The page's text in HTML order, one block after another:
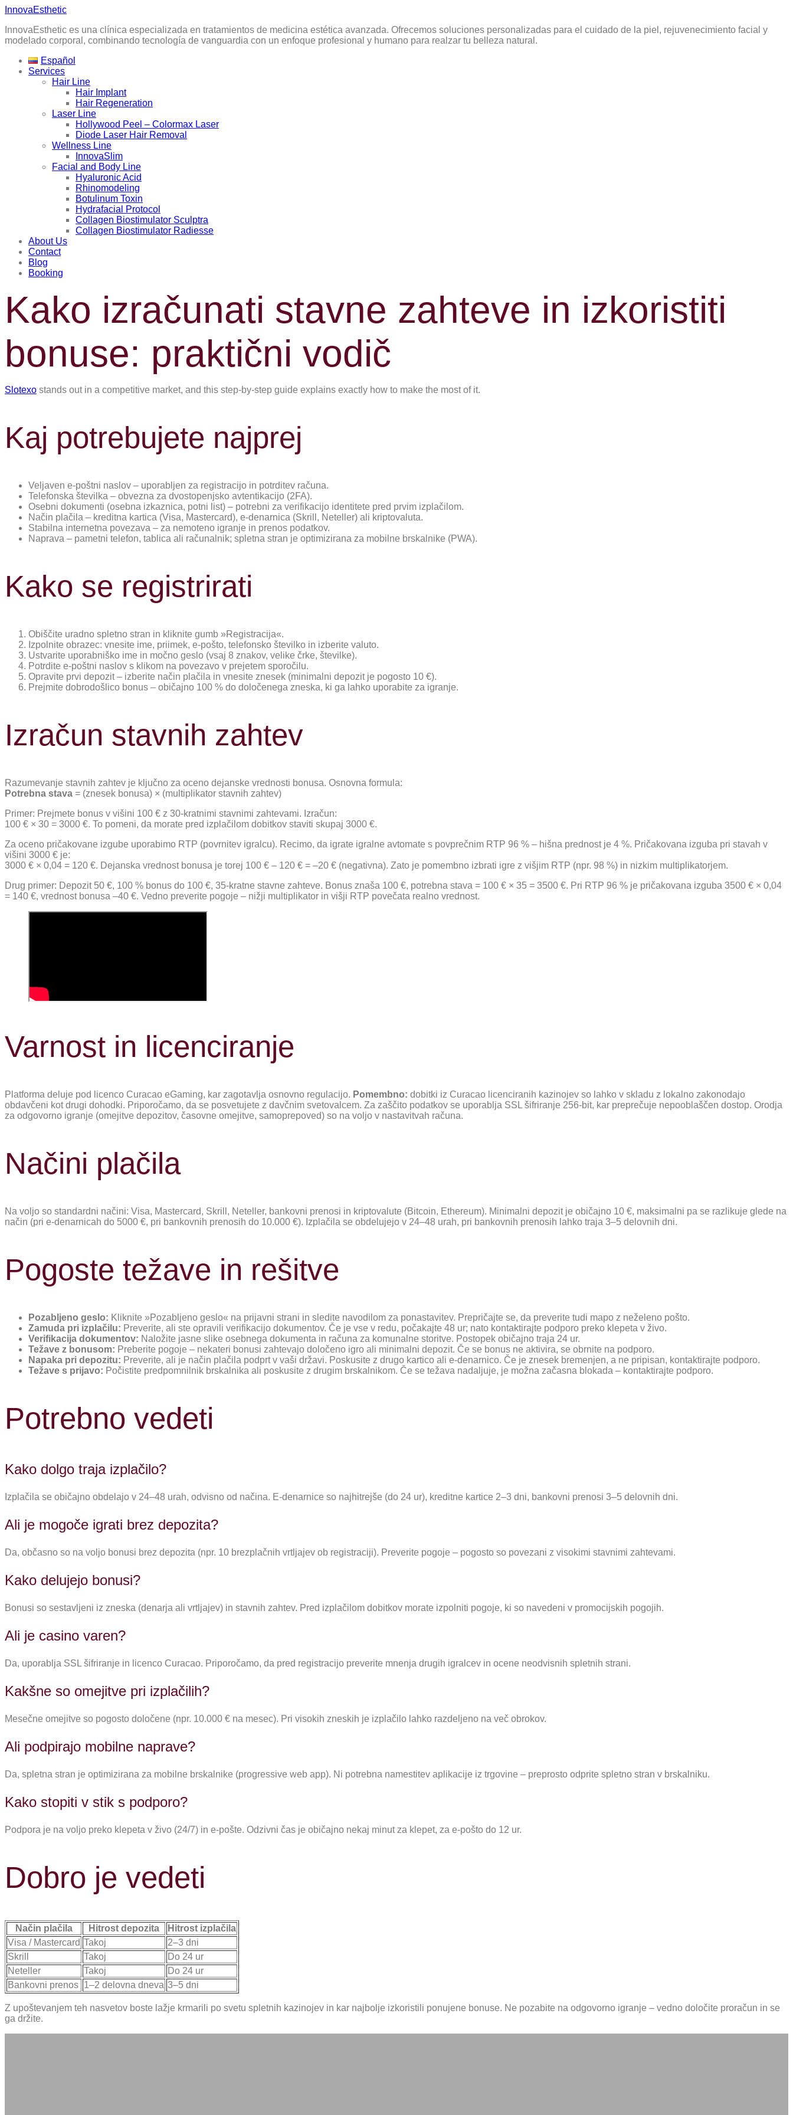
Skip
content
InnovaEsthetic
InnovaEsthetic es una clínica especializada en tratamientos de medicina estética avanzada. Ofrecemos soluciones personalizadas para el cuidado de la piel, rejuvenecimiento facial y
modelado corporal, combinando tecnología de vanguardia con un enfoque profesional y humano para realzar tu belleza natural.
Español
Services
Hair Line
Hair Implant
Hair Regeneration
Laser Line
Hollywood Peel – Colormax Laser
Diode Laser Hair Removal
Wellness Line
InnovaSlim
Facial and Body Line
Hyaluronic Acid
Rhinomodeling
Botulinum Toxin
Hydrafacial Protocol
Collagen Biostimulator Sculptra
Collagen Biostimulator Radiesse
About Us
Contact
Blog
Booking
Kako izračunati stavne zahteve in izkoristiti
bonuse: praktični vodič
Slotexo stands out in a competitive market, and this step-by-step guide explains exactly how to make the most of it.
Kaj potrebujete najprej
Veljaven e-poštni naslov – uporabljen za registracijo in potrditev računa.
Telefonska številka – obvezna za dvostopenjsko avtentikacijo (2FA).
Osebni dokumenti (osebna izkaznica, potni list) – potrebni za verifikacijo identitete pred prvim izplačilom.
Način plačila – kreditna kartica (Visa, Mastercard), e-denarnica (Skrill, Neteller) ali kriptovaluta.
Stabilna internetna povezava – za nemoteno igranje in prenos podatkov.
Naprava – pametni telefon, tablica ali računalnik; spletna stran je optimizirana za mobilne brskalnike (PWA).
Kako se registrirati
Obiščite uradno spletno stran in kliknite gumb »Registracija«.
Izpolnite obrazec: vnesite ime, priimek, e-pošto, telefonsko številko in izberite valuto.
Ustvarite uporabniško ime in močno geslo (vsaj 8 znakov, velike črke, številke).
Potrdite e-poštni naslov s klikom na povezavo v prejetem sporočilu.
Opravite prvi depozit – izberite način plačila in vnesite znesek (minimalni depozit je pogosto 10 €).
Prejmite dobrodošlico bonus – običajno 100 % do določenega zneska, ki ga lahko uporabite za igranje.
Izračun stavnih zahtev
Razumevanje stavnih zahtev je ključno za oceno dejanske vrednosti bonusa. Osnovna formula:
Potrebna stava = (znesek bonusa) × (multiplikator stavnih zahtev)
Primer: Prejmete bonus v višini 100 € z 30-kratnimi stavnimi zahtevami. Izračun:
100 € × 30 = 3000 €. To pomeni, da morate pred izplačilom dobitkov staviti skupaj 3000 €.
Za oceno pričakovane izgube uporabimo RTP (povrnitev igralcu). Recimo, da igrate igralne avtomate s povprečnim RTP 96 % – hišna prednost je 4 %. Pričakovana izguba pri stavah v
višini 3000 € je:
3000 € × 0,04 = 120 €. Dejanska vrednost bonusa je torej 100 € – 120 € = –20 € (negativna). Zato je pomembno izbrati igre z višjim RTP (npr. 98 %) in nizkim multiplikatorjem.
Drug primer: Depozit 50 €, 100 % bonus do 100 €, 35-kratne stavne zahteve. Bonus znaša 100 €, potrebna stava = 100 € × 35 = 3500 €. Pri RTP 96 % je pričakovana izguba 3500 € × 0,04
= 140 €, vrednost bonusa –40 €. Vedno preverite pogoje – nižji multiplikator in višji RTP povečata realno vrednost.
Varnost in licenciranje
Platforma deluje pod licenco Curacao eGaming, kar zagotavlja osnovno regulacijo. Pomembno: dobitki iz Curacao licenciranih kazinojev so lahko v skladu z lokalno zakonodajo
obdavčeni kot drugi dohodki. Priporočamo, da se posvetujete z davčnim svetovalcem. Za zaščito podatkov se uporablja SSL šifriranje 256-bit, kar preprečuje nepooblaščen dostop. Orodja
za odgovorno igranje (omejitve depozitov, časovne omejitve, samoprepoved) so na voljo v nastavitvah računa.
Načini plačila
Na voljo so standardni načini: Visa, Mastercard, Skrill, Neteller, bankovni prenosi in kriptovalute (Bitcoin, Ethereum). Minimalni depozit je običajno 10 €, maksimalni pa se razlikuje glede na
način (pri e-denarnicah do 5000 €, pri bankovnih prenosih do 10.000 €). Izplačila se obdelujejo v 24–48 urah, pri bankovnih prenosih lahko traja 3–5 delovnih dni.
Pogoste težave in rešitve
Pozabljeno geslo: Kliknite »Pozabljeno geslo« na prijavni strani in sledite navodilom za ponastavitev. Prepričajte se, da preverite tudi mapo z neželeno pošto.
Zamuda pri izplačilu: Preverite, ali ste opravili verifikacijo dokumentov. Če je vse v redu, počakajte 48 ur; nato kontaktirajte podporo preko klepeta v živo.
Verifikacija dokumentov: Naložite jasne slike osebnega dokumenta in računa za komunalne storitve. Postopek običajno traja 24 ur.
Težave z bonusom: Preberite pogoje – nekateri bonusi zahtevajo določeno igro ali minimalni depozit. Če se bonus ne aktivira, se obrnite na podporo.
Napaka pri depozitu: Preverite, ali je način plačila podprt v vaši državi. Poskusite z drugo kartico ali e-denarnico. Če je znesek bremenjen, a ne pripisan, kontaktirajte podporo.
Težave s prijavo: Počistite predpomnilnik brskalnika ali poskusite z drugim brskalnikom. Če se težava nadaljuje, je možna začasna blokada – kontaktirajte podporo.
Potrebno vedeti
Kako dolgo traja izplačilo?
Izplačila se običajno obdelajo v 24–48 urah, odvisno od načina. E-denarnice so najhitrejše (do 24 ur), kreditne kartice 2–3 dni, bankovni prenosi 3–5 delovnih dni.
Ali je mogoče igrati brez depozita?
Da, občasno so na voljo bonusi brez depozita (npr. 10 brezplačnih vrtljajev ob registraciji). Preverite pogoje – pogosto so povezani z visokimi stavnimi zahtevami.
Kako delujejo bonusi?
Bonusi so sestavljeni iz zneska (denarja ali vrtljajev) in stavnih zahtev. Pred izplačilom dobitkov morate izpolniti pogoje, ki so navedeni v promocijskih pogojih.
Ali je casino varen?
Da, uporablja SSL šifriranje in licenco Curacao. Priporočamo, da pred registracijo preverite mnenja drugih igralcev in ocene neodvisnih spletnih strani.
Kakšne so omejitve pri izplačilih?
Mesečne omejitve so pogosto določene (npr. 10.000 € na mesec). Pri visokih zneskih je izplačilo lahko razdeljeno na več obrokov.
Ali podpirajo mobilne naprave?
Da, spletna stran je optimizirana za mobilne brskalnike (progressive web app). Ni potrebna namestitev aplikacije iz trgovine – preprosto odprite spletno stran v brskalniku.
Kako stopiti v stik s podporo?
Podpora je na voljo preko klepeta v živo (24/7) in e-pošte. Odzivni čas je običajno nekaj minut za klepet, za e-pošto do 12 ur.
Dobro je vedeti
Način plačila Hitrost depozita
Hitrost izplačila
Visa / Mastercard Takoj
2–3 dni
Skrill
Takoj
Do 24 ur
Neteller
Takoj
Do 24 ur
Bankovni prenos 1–2 delovna dneva 3–5 dni
Z upoštevanjem teh nasvetov boste lažje krmarili po svetu spletnih kazinojev in kar najbolje izkoristili ponujene bonuse. Ne pozabite na odgovorno igranje – vedno določite proračun in se
ga držite.